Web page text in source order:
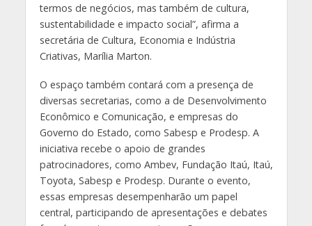
termos de negócios, mas também de cultura,
sustentabilidade e impacto social”, afirma a
secretária de Cultura, Economia e Indústria
Criativas, Marília Marton.
O espaço também contará com a presença de
diversas secretarias, como a de Desenvolvimento
Econômico e Comunicação, e empresas do
Governo do Estado, como Sabesp e Prodesp. A
iniciativa recebe o apoio de grandes
patrocinadores, como Ambev, Fundação Itaú, Itaú,
Toyota, Sabesp e Prodesp. Durante o evento,
essas empresas desempenharão um papel
central, participando de apresentações e debates